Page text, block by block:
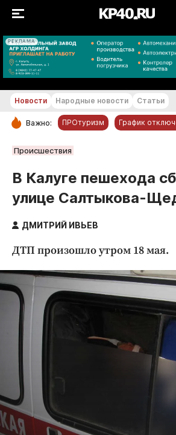
РЕКЛАМА
+19...+20
РУБРИКИ
Новости компаний
Статьи
Народные новости
Благоустройство
Криминал
Культура
Недвижимость и ЖКХ
Образование
Общество
Происшествия
Спорт
Новости Народные новости Статьи
Важно: ПРОтуризм График
Происшествия
В Калуге пешехода
улице Салтыкова-
ДМИТРИЙ ИВЬЕВ
ДТП произошло утром 18 мая.